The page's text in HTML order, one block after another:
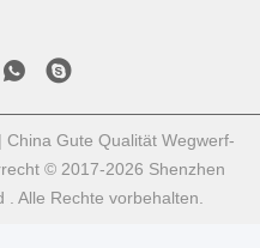
Gute Qualität Wegwerf-
© 2017-2026 Shenzhen
Alle Rechte vorbehalten.